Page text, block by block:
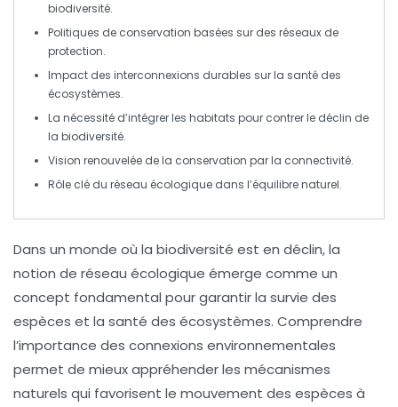
biodiversité.
Politiques de conservation basées sur des réseaux de
protection.
Impact des interconnexions durables sur la santé des
écosystèmes.
La nécessité d’intégrer les habitats pour contrer le déclin de
la biodiversité.
Vision renouvelée de la conservation par la connectivité.
Rôle clé du réseau écologique dans l’équilibre naturel.
Dans un monde où la biodiversité est en déclin, la
notion de réseau écologique émerge comme un
concept fondamental pour garantir la survie des
espèces et la santé des écosystèmes. Comprendre
l’importance des connexions environnementales
permet de mieux appréhender les mécanismes
naturels qui favorisent le mouvement des espèces à